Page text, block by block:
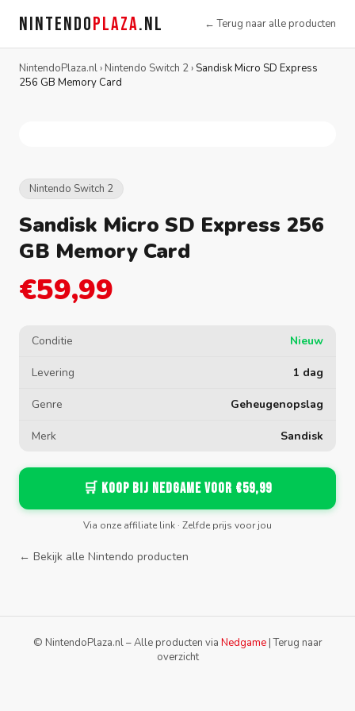
NINTENDOPLAZA.NL ← Terug naar alle producten
NintendoPlaza.nl› Nintendo Switch 2› Sandisk Micro SD Express
256 GB Memory Card
Nintendo Switch 2
Sandisk Micro SD Express 256
GB Memory Card
€59,99
Conditie Nieuw
Levering 1 dag
Genre Geheugenopslag
Merk Sandisk
🛒 Koop bij Nedgame voor €59,99
Via onze affiliate link · Zelfde prijs voor jou
← Bekijk alle Nintendo producten
© NintendoPlaza.nl – Alle producten via Nedgame|Terug naar
overzicht